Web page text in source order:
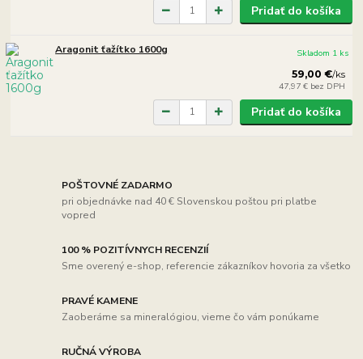
Pridať do košíka
Aragonit ťažítko 1600g
59,00 €/ks
47,97 € bez DPH
Skladom 1 ks
Pridať do košíka
POŠTOVNÉ ZADARMO
pri objednávke nad 40 € Slovenskou poštou pri platbe
vopred
100 % POZITÍVNYCH RECENZIÍ
Sme overený e-shop, referencie zákazníkov hovoria za všetko
PRAVÉ KAMENE
Zaoberáme sa mineralógiou, vieme čo vám ponúkame
RUČNÁ VÝROBA